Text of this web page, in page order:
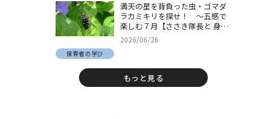
満天の星を背負った虫・ゴマダ
ラカミキリを探せ！ ～五感で
楽しむ７月【ささき隊長と 身近
な自然でとことん遊ぼう！＃
30】
2026/06/26
保育者の学び
もっと見る